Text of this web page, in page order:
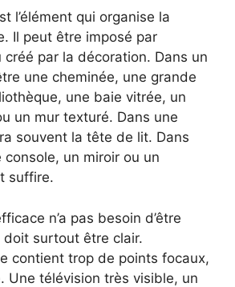
l’élément qui organise la
Il peut être imposé par
créé par la décoration. Dans un
une cheminée, une grande
une baie vitrée, un
un mur texturé. Dans une
souvent la tête de lit. Dans
console, un miroir ou un
suffire.
n’a pas besoin d’être
doit surtout être clair.
contient trop de points focaux,
Une télévision très visible, un